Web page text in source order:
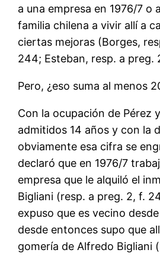
a una empresa en 1976/7 o
familia chilena a vivir allí a
ciertas mejoras (Borges,
244; Esteban, resp. a preg.
Pero, ¿eso suma al menos
Con la ocupación de Pérez
admitidos 14 años y con la
obviamente esa cifra se
declaró que en 1976/7
empresa que le alquiló el
Bigliani (resp. a preg. 2, f.
expuso que es vecino
desde entonces supo que
gomería de Alfredo Bigliani